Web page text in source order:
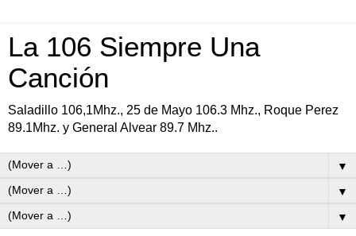
La 106 Siempre Una
Canción
Saladillo 106,1Mhz., 25 de Mayo 106.3 Mhz., Roque Perez
89.1Mhz. y General Alvear 89.7 Mhz..
▼
▼
▼